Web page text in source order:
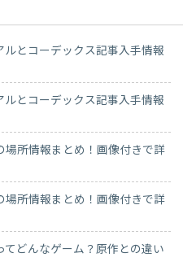
ルとコーデックス記事入手情報
ルとコーデックス記事入手情報
場所情報まとめ！画像付きで詳
場所情報まとめ！画像付きで詳
どんなゲーム？原作との違い